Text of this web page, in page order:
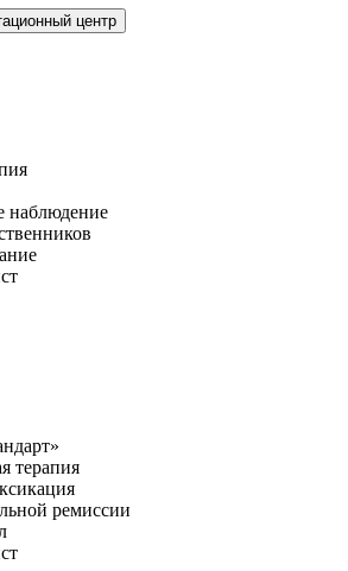
центр
наблюдение
терапия
ремиссии